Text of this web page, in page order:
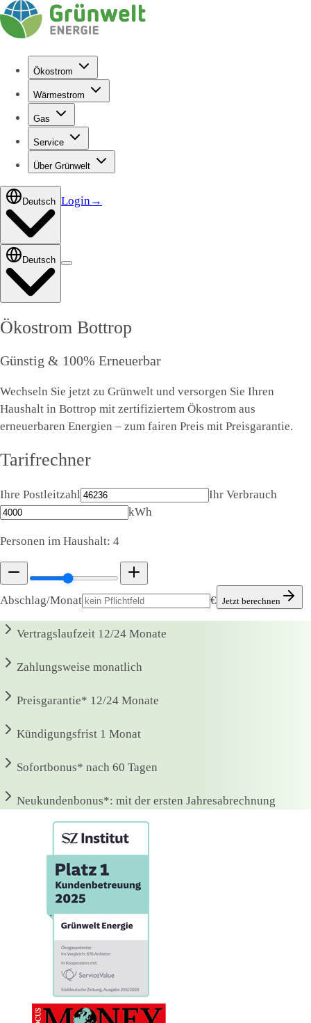
Ökostrom
Wärmestrom
Gas
Service
Über Grünwelt
Deutsch Login→
Deutsch
Ökostrom Bottrop
Günstig & 100% Erneuerbar
Wechseln Sie jetzt zu Grünwelt und versorgen Sie Ihren
Haushalt in Bottrop mit zertifiziertem Ökostrom aus
erneuerbaren Energien – zum fairen Preis mit Preisgarantie.
Tarifrechner
Ihre Postleitzahl
Ihr Verbrauch
kWh
Personen im Haushalt: 4
Abschlag/Monat € Jetzt berechnen
Vertragslaufzeit 12/24 Monate
Zahlungsweise monatlich
Preisgarantie* 12/24 Monate
Kündigungsfrist 1 Monat
Sofortbonus* nach 60 Tagen
Neukundenbonus*: mit der ersten Jahresabrechnung